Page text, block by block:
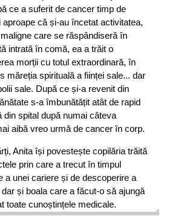
ce a suferit de cancer timp de
aproape că și-au încetat activitatea,
care se răspândiseră în
intrată în comă, ea a trăit o
morții cu totul extraordinară, în
măreția spirituală a ființei sale... dar
sale. După ce și-a revenit din
s-a îmbunătățit atât de rapid
din spital după numai câteva
aibă vreo urmă de cancer în corp.
Anita își povestește copilăria trăită
prin care a trecut în timpul
a unei cariere și de descoperire a
și boala care a făcut-o să ajungă
toate cunoștințele medicale.